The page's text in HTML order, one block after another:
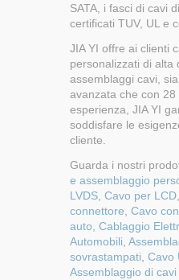
SATA, i fasci di cavi
certificati TUV, UL e
JIA YI offre ai clienti
personalizzati di alta
assemblaggi cavi,
avanzata che con 28
esperienza, JIA YI
soddisfare le
cliente.
Guarda i nostri
e assemblaggio
LVDS Cavo per LCD
connettore Cavo
auto Cablaggio
Automobili
sovrastampati Cavo
Assemblaggio di cavi